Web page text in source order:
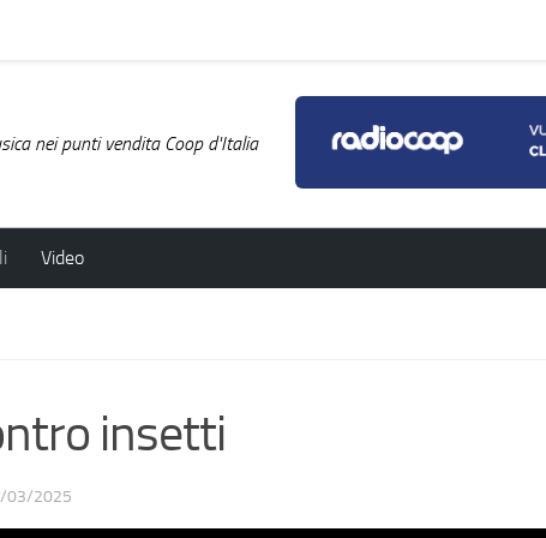
nei punti vendita Coop d'Italia
Video
insetti
03/2025